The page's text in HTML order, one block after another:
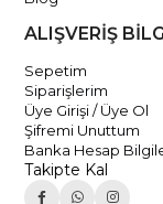
ALIŞVERİŞ
Sepetim
Siparişlerim
Üye Girişi / Üye Ol
Şifremi Unuttum
Banka Hesap
Takipte Kal